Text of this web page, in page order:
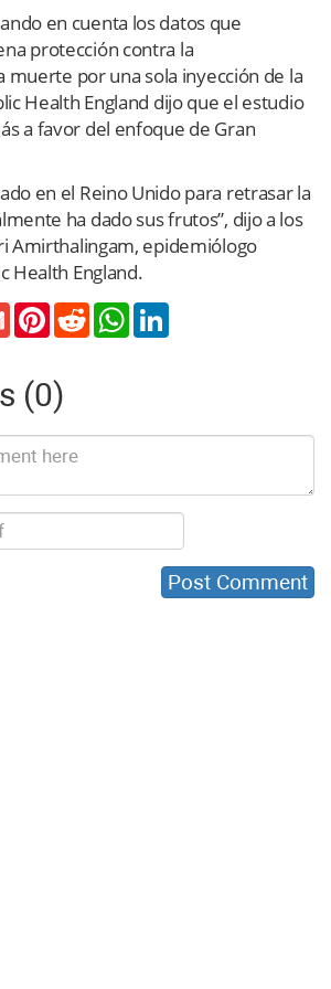
en cuenta los datos que
protección contra la
muerte por una sola inyección de la
Health England dijo que el estudio
a favor del enfoque de Gran
en el Reino Unido para retrasar la
ha dado sus frutos”, dijo a los
Amirthalingam, epidemiólogo
Health England.
Gmail PinterestReddit WhatsApp
(0)